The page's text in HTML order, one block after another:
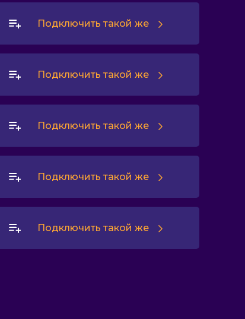
Подключить такой же
Подключить такой же
Подключить такой же
Подключить такой же
Подключить такой же